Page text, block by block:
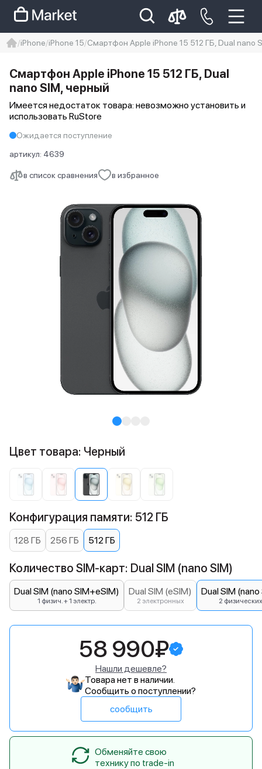
Iphone 14 pro max
айфон 14
iPhone iPhone 15 Смартфон Apple iPhone 15 512 ГБ, Dual nano
в список сравнения в избранное
Смартфон Apple iPhone 15 512 ГБ, Dual
nano SIM, черный
Имеется недостаток товара: невозможно установить и
использовать RuStore
Ожидается поступление
артикул: 4639
Цвет товара: Черный
Конфигурация памяти: 512 ГБ
128 ГБ 256 ГБ 512 ГБ
Количество SIM-карт: Dual SIM (nano SIM)
Dual SIM (nano SIM+eSIM)
1 физич. + 1 электр.
Dual SIM (eSIM)
2 электронных
Dual SIM
2 физических
58 990₽
Нашли дешевле?
Товара нет в наличии.
Сообщить о поступлении?
сообщить
Обменяйте свою
технику по trade-in